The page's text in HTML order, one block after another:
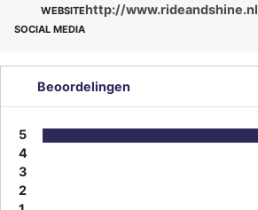
WEBSITEhttp://www.rideandshine.nl
SOCIAL MEDIA
Beoordelingen
5
4
3
2